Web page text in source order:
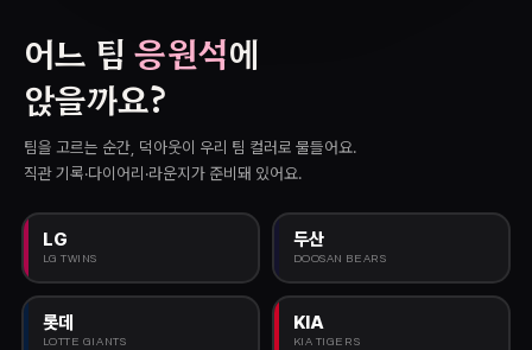
어느 팀응원석에
앉을까요?
팀을 고르는 순간, 덕아웃이 우리 팀 컬러로 물들어요.
직관 기록·다이어리·라운지가 준비돼 있어요.
LG
LG TWINS
두산
DOOSAN BEARS
롯데
LOTTE GIANTS
KIA
KIA TIGERS